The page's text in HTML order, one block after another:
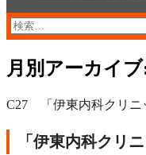
検
索:
月別アーカイブ
C27 「伊東内科クリニ
「伊東内科クリ